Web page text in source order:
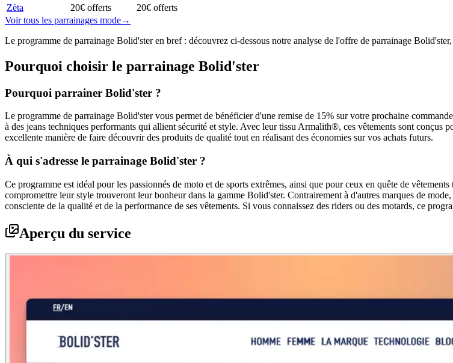
Zèta
20€ offerts
20€ offerts
Voir tous les parrainages mode→
Le programme de parrainage Bolid'ster en bref : découvrez ci-dessous notre analyse de l'offre de parrainage
Pourquoi choisir le parrainage Bolid'ster
Pourquoi parrainer Bolid'ster ?
Le programme de parrainage Bolid'ster vous permet de bénéficier d'une remise de 15% sur votre prochaine
à des jeans techniques performants qui allient sécurité et style. Avec leur tissu Armalith®, ces vêtements sont
excellente manière de faire découvrir des produits de qualité tout en réalisant des économies sur vos achats futurs.
À qui s'adresse le parrainage Bolid'ster ?
Ce programme est idéal pour les passionnés de moto et de sports extrêmes, ainsi que pour ceux en quête de
compromettre leur style trouveront leur bonheur dans la gamme Bolid'ster. Contrairement à d'autres marques de
consciente de la qualité et de la performance de ses vêtements. Si vous connaissez des riders ou des motards, ce
Aperçu du service